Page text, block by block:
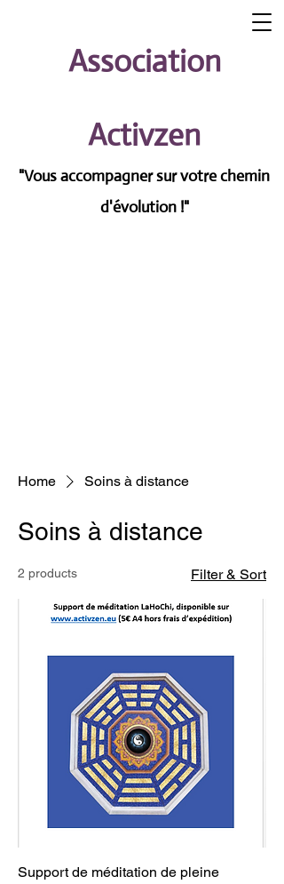
Association
Activzen
"Vous accompagner sur votre chemin
d'évolution !"
Home Soins à distance
Soins à distance
2 products Filter & Sort
Support de méditation de pleine